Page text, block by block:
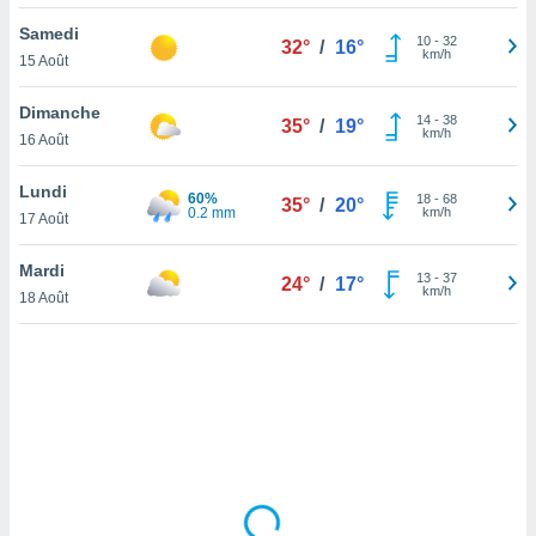
votre
à
en
le
Samedi
15 Août
32° / 16° 10- 32
km/h
Dimanche
16 Août
35° / 19° 14- 38
km/h
Lundi
17 Août
60%
0.2 mm
35° / 20° 18- 68
km/h
Mardi
18 Août
24° / 17° 13- 37
km/h